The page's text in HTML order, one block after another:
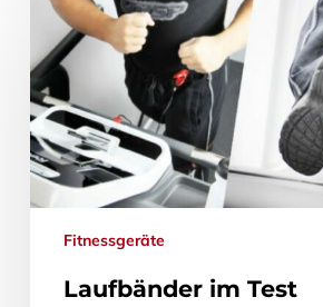
Fitnessgeräte
Laufbänder im Test